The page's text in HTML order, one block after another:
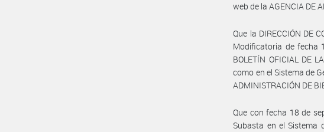
web de la AGENCIA DE
Que la DIRECCIÓN DE
Modificatoria de fecha
BOLETÍN OFICIAL DE
como en el Sistema de
ADMINISTRACIÓN DE
Que con fecha 18 de
Subasta en el Sistema